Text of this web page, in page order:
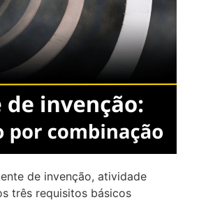
de invenção, atividade
três requisitos básicos